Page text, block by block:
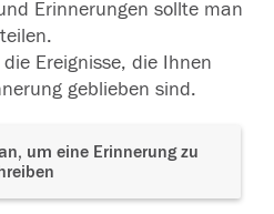
Erinnerungen sollte man
teilen.
Ereignisse, die Ihnen
geblieben sind.
um eine Erinnerung zu